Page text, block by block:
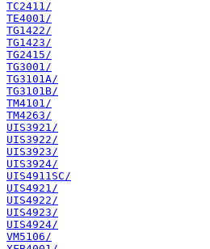
TC2411/
TE4001/
TG1422/
TG1423/
TG2415/
TG3001/
TG3101A/
TG3101B/
TM4101/
TM4263/
UIS3921/
UIS3922/
UIS3923/
UIS3924/
UIS4911SC/
UIS4921/
UIS4922/
UIS4923/
UIS4924/
VM5106/